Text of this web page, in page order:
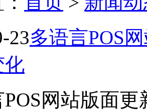
23多语言POS
化
POS网站版面